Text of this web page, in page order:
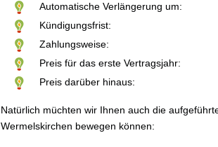
Automatische Verlängerung um:
Kündigungsfrist:
Zahlungsweise:
Preis für das erste Vertragsjahr:
Preis darüber hinaus:
Natürlich müchten wir Ihnen auch die
Wermelskirchen bewegen können: